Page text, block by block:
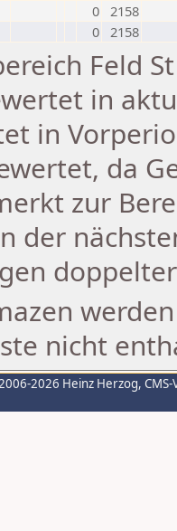
0 2158
0 2158
Feld
in
in
da
zur
der
nicht
2026 Heinz Herzog,